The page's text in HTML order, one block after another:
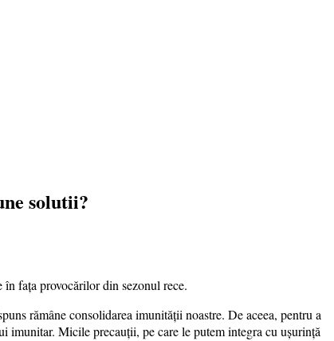
solutii?
în fața provocărilor din sezonul rece.
rămâne consolidarea imunității noastre. De aceea, pentru a
imunitar. Micile precauții, pe care le putem integra cu ușurință